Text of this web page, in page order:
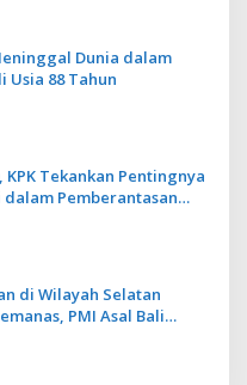
Dunia dalam
Usia 88 Tahun
KPK Tekankan Pentingnya
Pemberantasan
di Wilayah Selatan
PMI Asal Bali